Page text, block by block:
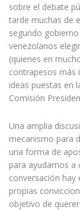
sobre el debate
tarde muchas de
segundo
venezolanos
(quienes en
contrapesos más
ideas puestas en
Comisión
Una amplia
mecanismo para
una forma de
para ayudarnos a
conversación hay
propias
objetivo de